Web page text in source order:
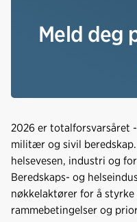
Meld deg
2026 er totalforsvarsåret
militær og sivil
helsevesen, industri og
Beredskaps- og
nøkkelaktører for å
rammebetingelser og